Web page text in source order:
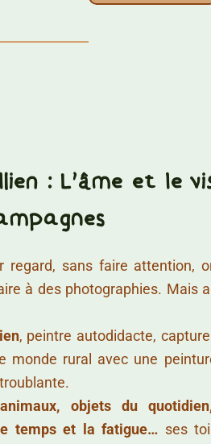
: L'âme et le
regard, sans faire attention,
à des photographies. Mais
, peintre autodidacte, capture
monde rural avec une
objets du
temps et la fatigue… ses